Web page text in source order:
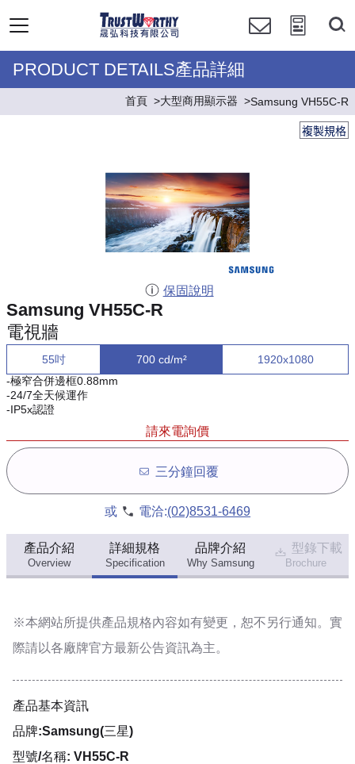
PRODUCT DETAILS產品詳細
首頁 大型商用顯示器 Samsung VH55C-R
複製規格
保固說明
Samsung VH55C-R
電視牆
55吋 700 cd/m²
1920x1080
-極窄合併邊框0.88mm
-24/7全天候運作
-IP5x認證
請來電詢價
三分鐘回覆
或 電洽:(02)8531-6469
產品介紹
Overview
詳細規格
Specification
品牌介紹
Why Samsung
型錄下載
Brochure
※本網站所提供產品規格內容如有變更，恕不另行通知。實
際請以各廠牌官方最新公告資訊為主。
產品基本資訊
品牌:Samsung(三星)
型號/名稱: VH55C-R